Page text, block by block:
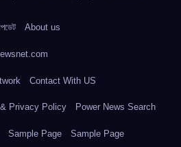
About us
Contact With US
Privacy Policy Power News Search
Sample Page Sample Page